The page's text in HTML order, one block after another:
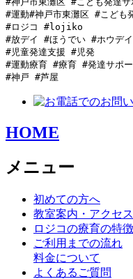
#運動#神戸市東灘区 #こども
#ロジコ #lojiko
#放デイ #ほうでい #ホウデイ
#児童発達支援 #児発
#運動療育 #療育 #発達サポー
#神戸 #芦屋
HOME
メニュー
初めての方へ
教室案内・アクセス
ロジコの療育の特徴
ご利用までの流れ
料金について
よくあるご質問